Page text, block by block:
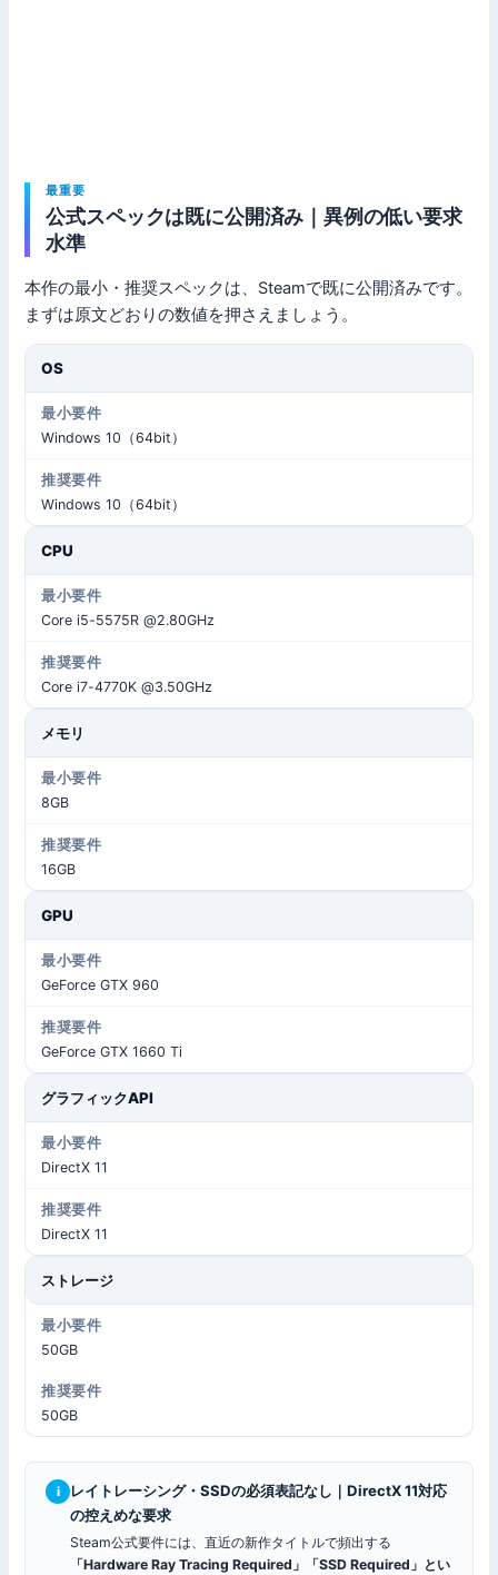
最重要
公式スペックは既に公開済み｜異例の低い要求
水準
本作の最小・推奨スペックは、Steamで既に公開済みです。
まずは原文どおりの数値を押さえましょう。
OS
Windows 10（64bit）
Windows 10（64bit）
CPU
Core i5-5575R @2.80GHz
Core i7-4770K @3.50GHz
メモリ
8GB
16GB
GPU
GeForce GTX 960
GeForce GTX 1660 Ti
グラフィックAPI
DirectX 11
DirectX 11
ストレージ
50GB
50GB
i
レイトレーシング・SSDの必須表記なし｜DirectX 11対応
の控えめな要求
Steam公式要件には、直近の新作タイトルで頻出する
「Hardware Ray Tracing Required」「SSD Required」とい